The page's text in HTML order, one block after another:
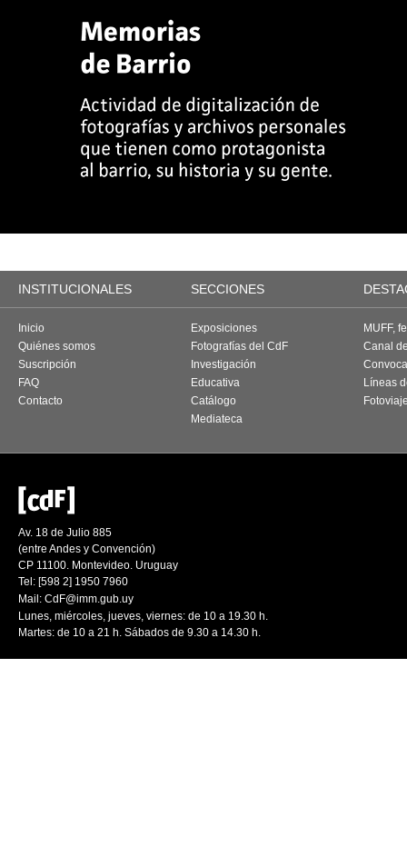
INSTITUCIONALES SECCIONES
Inicio
Quiénes somos
Suscripción
FAQ
Contacto
Exposiciones
Fotografías del CdF
Investigación
Educativa
Catálogo
Mediateca
MUFF,
Canal
Líneas
Av. 18 de Julio 885
(entre Andes y Convención)
CP 11100. Montevideo. Uruguay
Tel: [598 2] 1950 7960
Mail: CdF@imm.gub.uy
Lunes, miércoles, jueves, viernes: de 10 a 19.30 h.
Martes: de 10 a 21 h. Sábados de 9.30 a 14.30 h.